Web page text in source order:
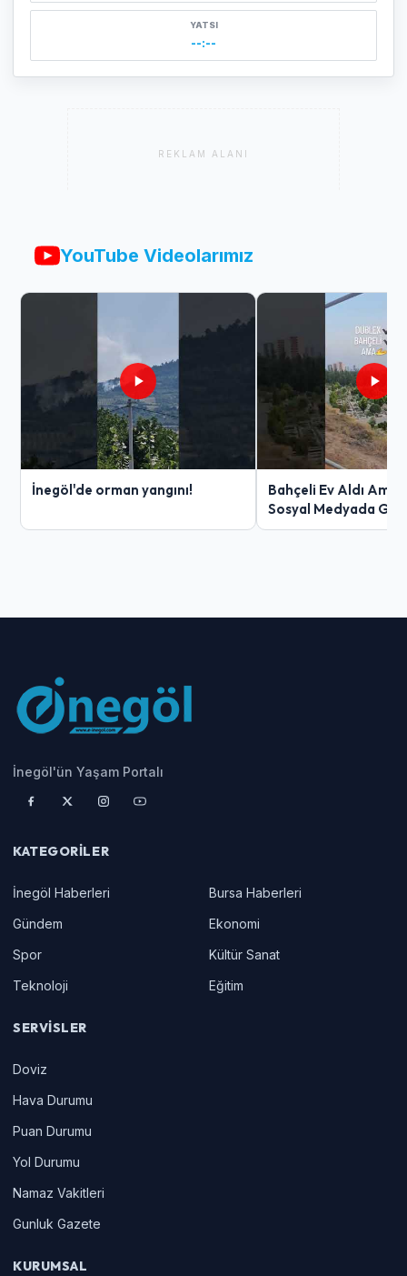
YATSI
--:--
REKLAM ALANI
YouTube Videolarımız
İnegöl'de orman yangını!
Bahçeli Ev Aldı Ama
Sosyal Medyada
İnegöl'ün Yaşam Portalı
KATEGORILER
İnegöl Haberleri
Bursa Haberleri
Gündem
Ekonomi
Spor
Kültür Sanat
Teknoloji
Eğitim
SERVISLER
Doviz
Hava Durumu
Puan Durumu
Yol Durumu
Namaz Vakitleri
Gunluk Gazete
KURUMSAL